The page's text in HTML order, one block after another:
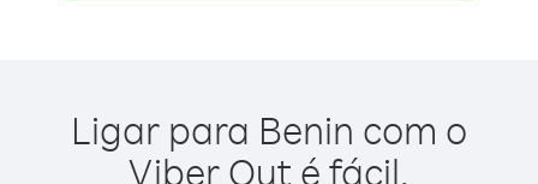
Ligar para Benin com o
Viber Out é fácil.